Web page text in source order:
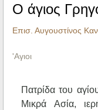
O άγιος
Επισ. Αυγουστίνος
'Αγιοι
Πατρίδα του
Mικρά Aσία,